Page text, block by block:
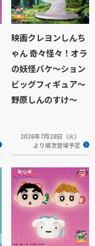
映画クレヨンしんち
ゃん 奇々怪々！オラ
の妖怪バケ～ション
ビッグフィギュア～
野原しんのすけ～
2026年7月28日（火）
より順次登場予定